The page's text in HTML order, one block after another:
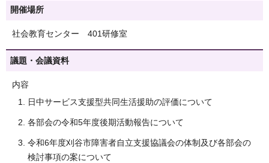
開催場所
社会教育センター 401研修室
議題・会議資料
内容
日中サービス支援型共同生活援助の評価について
各部会の令和5年度後期活動報告について
令和6年度刈谷市障害者自立支援協議会の体制及び各部会の
検討事項の案について